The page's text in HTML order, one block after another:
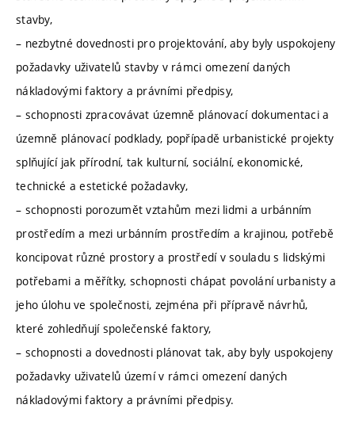
stavby,
– nezbytné dovednosti pro projektování, aby byly uspokojeny
požadavky uživatelů stavby v rámci omezení daných
nákladovými faktory a právními předpisy,
– schopnosti zpracovávat územně plánovací dokumentaci a
územně plánovací podklady, popřípadě urbanistické projekty
splňující jak přírodní, tak kulturní, sociální, ekonomické,
technické a estetické požadavky,
– schopnosti porozumět vztahům mezi lidmi a urbánním
prostředím a mezi urbánním prostředím a krajinou, potřebě
koncipovat různé prostory a prostředí v souladu s lidskými
potřebami a měřítky, schopnosti chápat povolání urbanisty a
jeho úlohu ve společnosti, zejména při přípravě návrhů,
které zohledňují společenské faktory,
– schopnosti a dovednosti plánovat tak, aby byly uspokojeny
požadavky uživatelů území v rámci omezení daných
nákladovými faktory a právními předpisy.